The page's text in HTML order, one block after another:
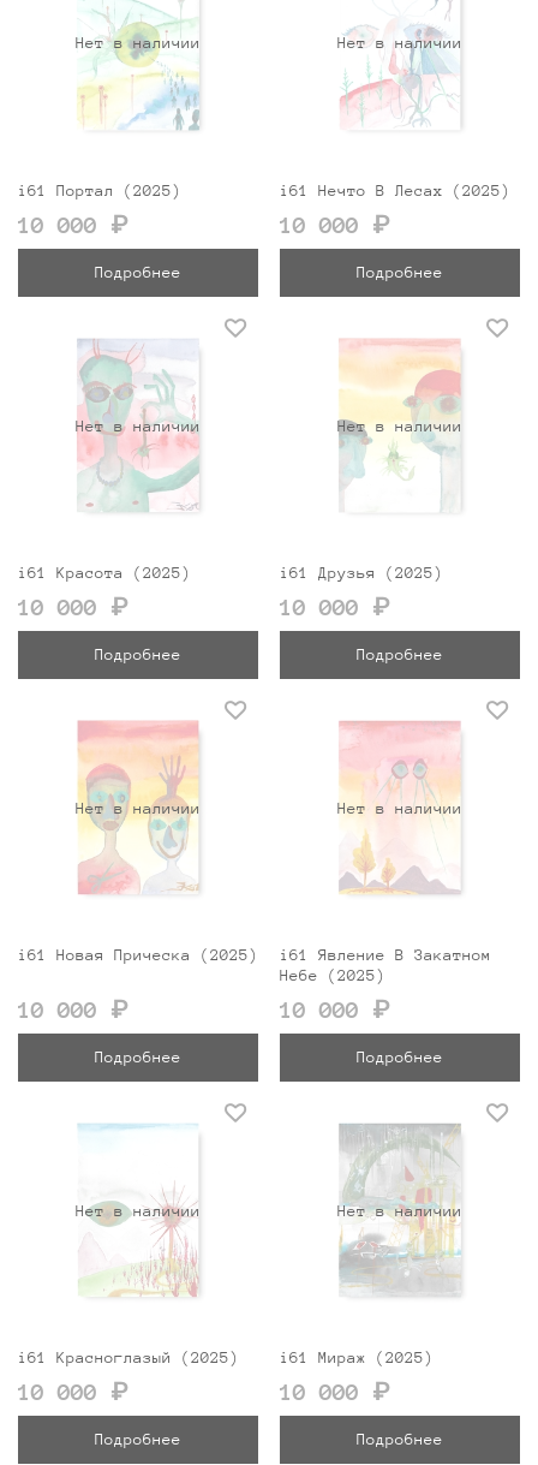
Нет в наличии
i61 Портал (2025)
10 000 ₽
Подробнее
Нет в наличии
i61 Нечто В Лесах (2025)
10 000 ₽
Подробнее
Нет в наличии
i61 Красота (2025)
10 000 ₽
Подробнее
Нет в наличии
i61 Друзья (2025)
10 000 ₽
Подробнее
Нет в наличии
i61 Новая Прическа (2025)
10 000 ₽
Подробнее
Нет в наличии
i61 Явление В Закатном
Небе (2025)
10 000 ₽
Подробнее
Нет в наличии
i61 Красноглазый (2025)
10 000 ₽
Подробнее
Нет в наличии
i61 Мираж (2025)
10 000 ₽
Подробнее